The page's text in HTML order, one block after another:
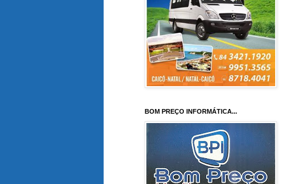
BOM PREÇO INFORMÁTICA...